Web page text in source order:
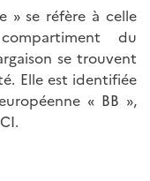
» se réfère à celle
du
se trouvent
Elle est identifiée
« BB »,